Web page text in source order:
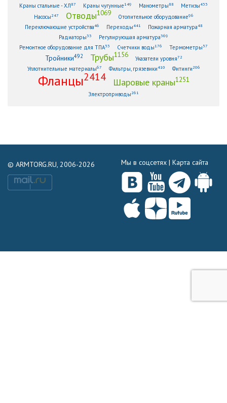
Краны стальные - ХЛ87 Краны чугунные149 Манометры88 Метизы433
Насосы 247 Отводы1069 Отопительное оборудование96
Переключающие устройства46 Переходы441 Пожарная арматура48
Радиаторы33 Регулирующая арматура369
Ремонтное оборудование для ТПА53 Счетчики воды176 Термометры 57
Тройники492 Трубы1156 Указатели уровня72
Уплотнительные материалы67 Фильтры, грязевики410 Фитинги 206
Фланцы2414 Шаровые краны1251
Электроприводы 261
© ARMTORG.RU, 2006-2026 Мы в соцсетях | Карта сайта